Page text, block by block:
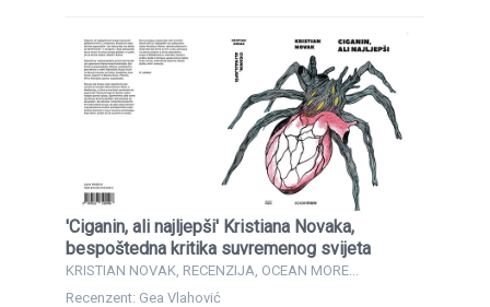
'Ciganin, ali najljepši' Kristiana Novaka,
bespoštedna kritika suvremenog svijeta
KRISTIAN NOVAK, RECENZIJA, OCEAN MORE...
Recenzent: Gea Vlahović